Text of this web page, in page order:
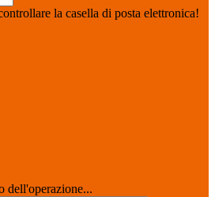
la casella di posta elettronica!
dell'operazione...